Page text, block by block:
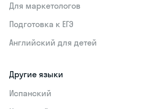
Для маркетологов
Подготовка к ЕГЭ
Английский для детей
Другие языки
Испанский